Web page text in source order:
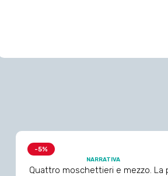
-5%
NARRATIVA
Quattro moschettieri e mezzo. La